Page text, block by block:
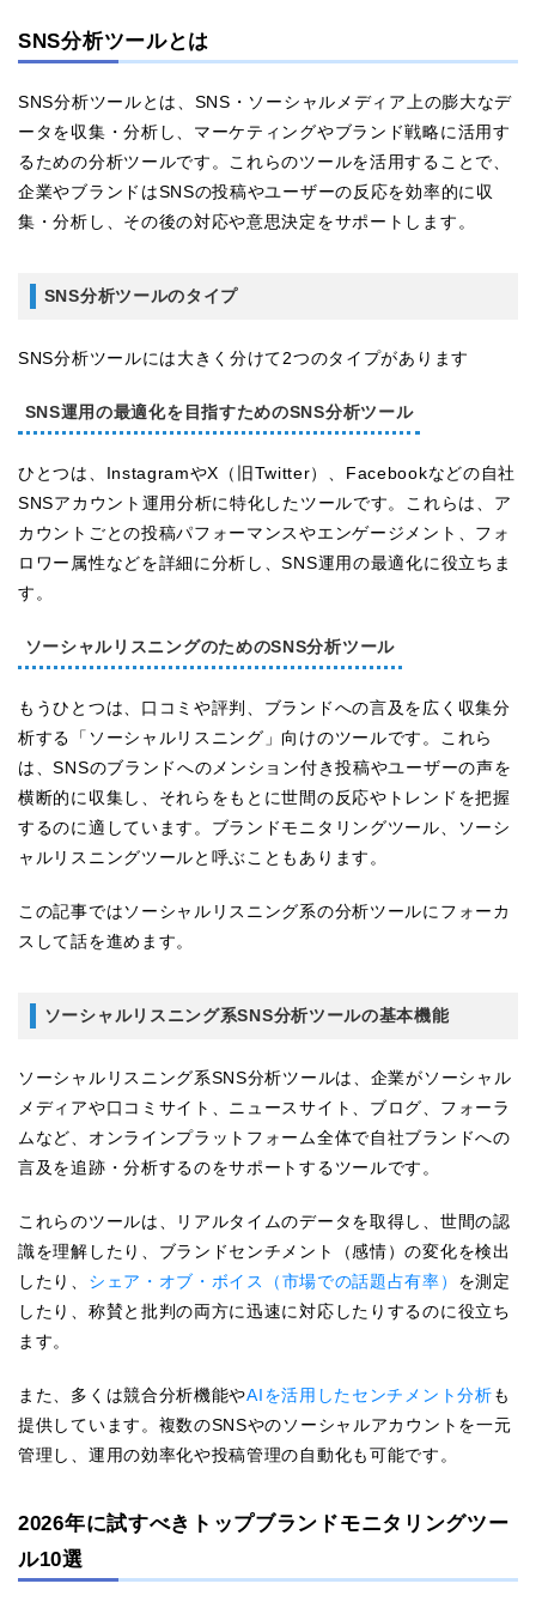
SNS分析ツールとは
SNS分析ツールとは、SNS・ソーシャルメディア上の膨大なデ
ータを収集・分析し、マーケティングやブランド戦略に活用す
るための分析ツールです。これらのツールを活用することで、
企業やブランドはSNSの投稿やユーザーの反応を効率的に収
集・分析し、その後の対応や意思決定をサポートします。
SNS分析ツールのタイプ
SNS分析ツールには大きく分けて2つのタイプがあります
SNS運用の最適化を目指すためのSNS分析ツール
ひとつは、InstagramやX（旧Twitter）、Facebookなどの自社
SNSアカウント運用分析に特化したツールです。これらは、ア
カウントごとの投稿パフォーマンスやエンゲージメント、フォ
ロワー属性などを詳細に分析し、SNS運用の最適化に役立ちま
す。
ソーシャルリスニングのためのSNS分析ツール
もうひとつは、口コミや評判、ブランドへの言及を広く収集分
析する「ソーシャルリスニング」向けのツールです。これら
は、SNSのブランドへのメンション付き投稿やユーザーの声を
横断的に収集し、それらをもとに世間の反応やトレンドを把握
するのに適しています。ブランドモニタリングツール、ソーシ
ャルリスニングツールと呼ぶこともあります。
この記事ではソーシャルリスニング系の分析ツールにフォーカ
スして話を進めます。
ソーシャルリスニング系SNS分析ツールの基本機能
ソーシャルリスニング系SNS分析ツールは、企業がソーシャル
メディアや口コミサイト、ニュースサイト、ブログ、フォーラ
ムなど、オンラインプラットフォーム全体で自社ブランドへの
言及を追跡・分析するのをサポートするツールです。
これらのツールは、リアルタイムのデータを取得し、世間の認
識を理解したり、ブランドセンチメント（感情）の変化を検出
したり、 シェア・オブ・ボイス（市場での話題占有率） を測定
したり、称賛と批判の両方に迅速に対応したりするのに役立ち
ます。
また、多くは競合分析機能やAIを活用したセンチメント分析も
提供しています。複数のSNSやのソーシャルアカウントを一元
管理し、運用の効率化や投稿管理の自動化も可能です。
2026年に試すべきトップブランドモニタリングツー
ル10選